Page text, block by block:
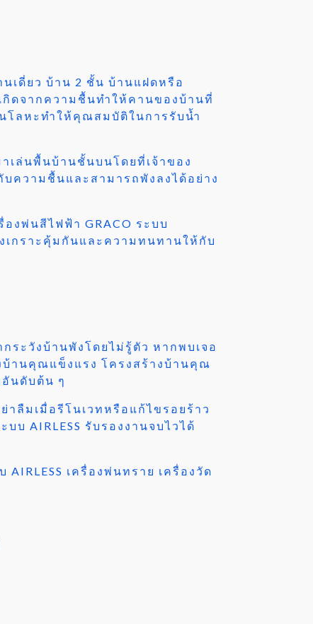
เดี่ยว บ้าน 2 ชั้น บ้านแฝดหรือ
ดจากความชื้นทำให้คานของบ้านที่
โลหะทำให้คุณสมบัติในการรับน้ำ
ล่นพื้นบ้านชั้นบนโดยที่เจ้าของ
ความชื้นและสามารถพังลงได้อย่าง
พ่นสีไฟฟ้า GRACO ระบบ
เกราะคุ้มกันและความทนทานให้กับ
ระวังบ้านพังโดยไม่รู้ตัว หากพบเจอ
บ้านคุณแข็งแรง โครงสร้างบ้านคุณ
นดับต้น ๆ
าลืมเมื่อรีโนเวทหรือแก้ไขรอยร้าว
บ AIRLESS รับรองงานจบไวได้
เครื่องพ่นทราย เครื่องวัด